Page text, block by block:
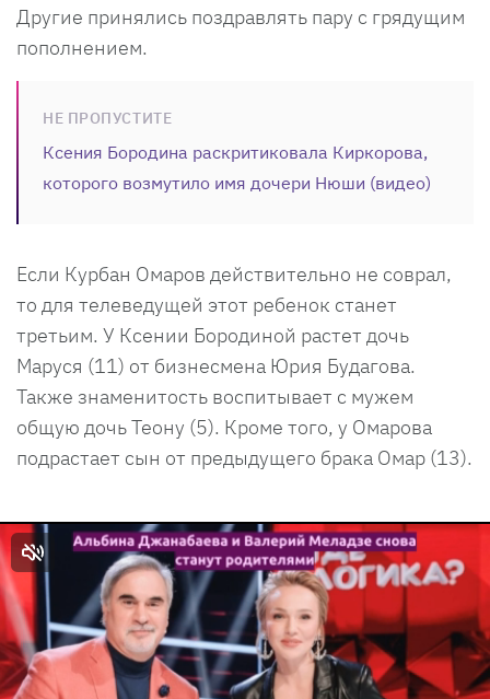
Другие принялись поздравлять пару с грядущим
пополнением.
НЕ ПРОПУСТИТЕ
Ксения Бородина раскритиковала Киркорова,
которого возмутило имя дочери Нюши (видео)
Если Курбан Омаров действительно не соврал,
то для телеведущей этот ребенок станет
третьим. У Ксении Бородиной растет дочь
Маруся (11) от бизнесмена Юрия Будагова.
Также знаменитость воспитывает с мужем
общую дочь Теону (5). Кроме того, у Омарова
подрастает сын от предыдущего брака Омар (13).